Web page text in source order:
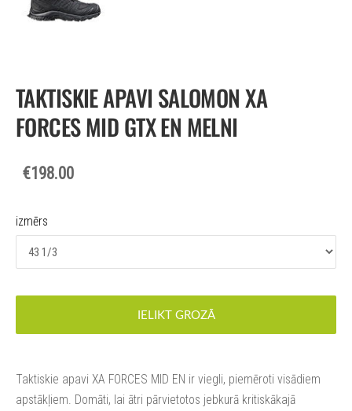
TAKTISKIE APAVI SALOMON XA
FORCES MID GTX EN MELNI
€198.00
izmērs
IELIKT GROZĀ
Taktiskie apavi XA FORCES MID EN ir viegli, piemēroti visādiem
apstākļiem. Domāti, lai ātri pārvietotos jebkurā kritiskākajā